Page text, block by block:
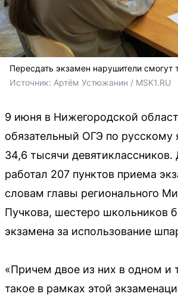
Пересдать экзамен нарушители смогут
Источник: Артём Устюжанин / MSK1.RU
9 июня в Нижегородской
обязательный ОГЭ по русскому
34,6 тысячи девятиклассников.
работал 207 пунктов приема
словам главы регионального
Пучкова, шестеро школьников
экзамена за использование
«Причем двое из них в одном
такое в рамках этой